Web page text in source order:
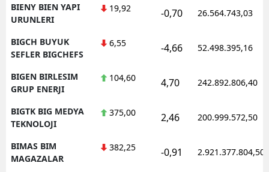
BIENY BIEN YAPI
URUNLERI
19,92 -0,70 26.564.743,03
BIGCH BUYUK
SEFLER BIGCHEFS
6,55 -4,66 52.498.395,16
BIGEN BIRLESIM
GRUP ENERJI
104,60 4,70 242.892.806,40
BIGTK BIG MEDYA
TEKNOLOJI
375,00 2,46 200.999.572,50
BIMAS BIM
MAGAZALAR
382,25 -0,91 2.921.377.804,50